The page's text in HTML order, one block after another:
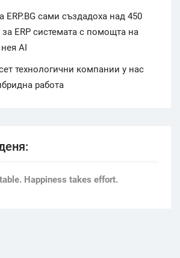
ERP.BG сами създадоха над 450
ERP системата с помощта на
AI
технологични компании у нас
работа
Happiness takes effort.